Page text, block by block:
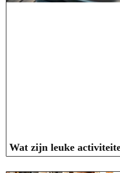
Wat zijn leuke